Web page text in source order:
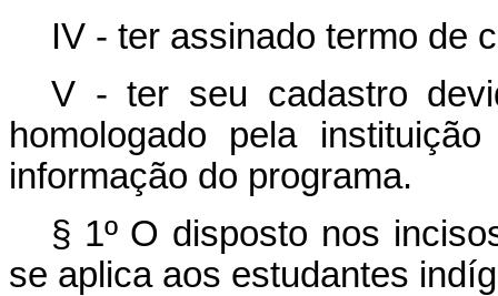
IV - ter assinado termo de
V - ter seu cadastro
homologado pela
informação do programa.
§ 1º O disposto nos
se aplica aos estudantes